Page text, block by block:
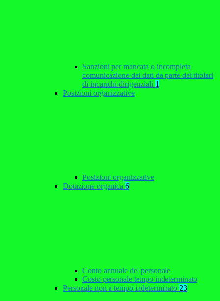
Sanzioni per mancata o incompleta
comunicazione dei dati da parte dei titolari
di incarichi dirigenziali 1
Posizioni organizzative
Posizioni organizzative
Dotazione organica 6
Conto annuale del personale
Costo personale tempo indeterminato
Personale non a tempo indeterminato 23